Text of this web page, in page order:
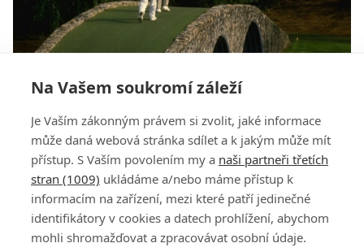
Na Vašem soukromí záleží
Je Vaším zákonným právem si zvolit, jaké informace
může daná webová stránka sdílet a k jakým může mít
přístup. S Vaším povolením my a naši partneři třetích
stran (1009) ukládáme a/nebo máme přístup k
informacím na zařízení, mezi které patří jedinečné
identifikátory v cookies a datech prohlížení, abychom
mohli shromažďovat a zpracovávat osobní údaje.
Podívejte se na všechna finálová kola Masters od
roku 1968